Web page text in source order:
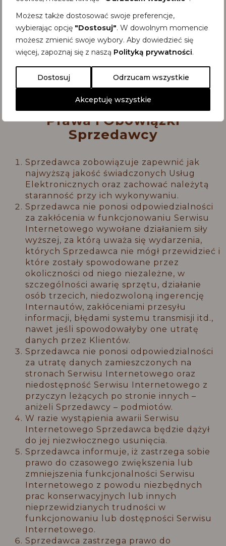
Możesz także dostosować swoje preferencje,
wybierając opcję "Dostosuj". W dowolnym momencie
możesz zmienić swoje wybory. Aby dowiedzieć się
więcej, zapoznaj się z naszą Polityką prywatności.
Dostosuj Odrzucam wszystkie
Akceptuję wszystkie
funkcjonowania Sprzedawcy i Sklepu
Internetowego;
d) korzystania z wszelkich treści
zamieszczonych w ramach Sklepu
osobistego.
Dział V
Prawa i Obowiązki
Sprzedawcy
Sprzedawca zobowiązuje zapewnić jak
najwyższą jakość świadczonych Usług
Elektronicznych oraz zachować należytą
staranność przy ich wykonywaniu.
Sprzedawca nie ponosi odpowiedzialności
za zakłócenia w funkcjonowaniu Serwisu
Internetowego wywołane działaniem siły
wyższej, za którą uważa się wydarzenia,
których Sprzedawca nie mógł przewidzieć i
które zostały spowodowane przez
okoliczności od niego niezależne, w
szczególności awarię sprzętu, działanie
osób trzecich, niedozwoloną ingerencję
Internautów, zakłóceniami przesyłu
informacji, błędami systemu transmisji itd.,
nawet jeśli spowodowałyby one utratę
danych przez Klientów.
Sprzedawca nie ponosi odpowiedzialności
za utratę danych zamieszczonych na
stronach Serwisu Internetowego oraz
niedostępność Serwisu Internetowego z
przyczyn leżących po stronie innych –
aniżeli Sprzedawcy – podmiotów.
W razie wystąpienia awarii Serwisu
Internetowego Sprzedawca będzie dążył
do jej niezwłocznego usunięcia.
Sprzedawca informuje, iż zastrzega sobie
prawo do czasowego zwiększenia lub
zmniejszenia funkcjonalności Serwisu
Internetowego z powodu niezbędnych
prac konserwacyjnych lub innych
nieprzewidzianych trudności w
funkcjonowaniu lub dostępności Serwisu
Internetowego.
Sprzedawca zastrzega prawo do